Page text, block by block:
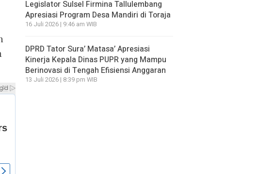
Legislator Sulsel Firmina Tallulembang
Apresiasi Program Desa Mandiri di Toraja
16 Juli 2026 | 9:46 am WIB
DPRD Tator Sura’ Matasa’ Apresiasi
Kinerja Kepala Dinas PUPR yang Mampu
Berinovasi di Tengah Efisiensi Anggaran
13 Juli 2026 | 8:39 pm WIB